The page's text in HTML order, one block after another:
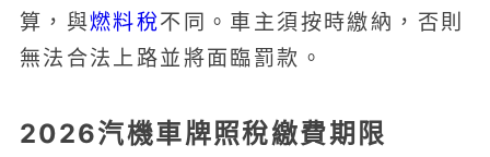
算，與燃料稅不同。車主須按時繳納，否則
無法合法上路並將面臨罰款。
2026汽機車牌照稅繳費期限